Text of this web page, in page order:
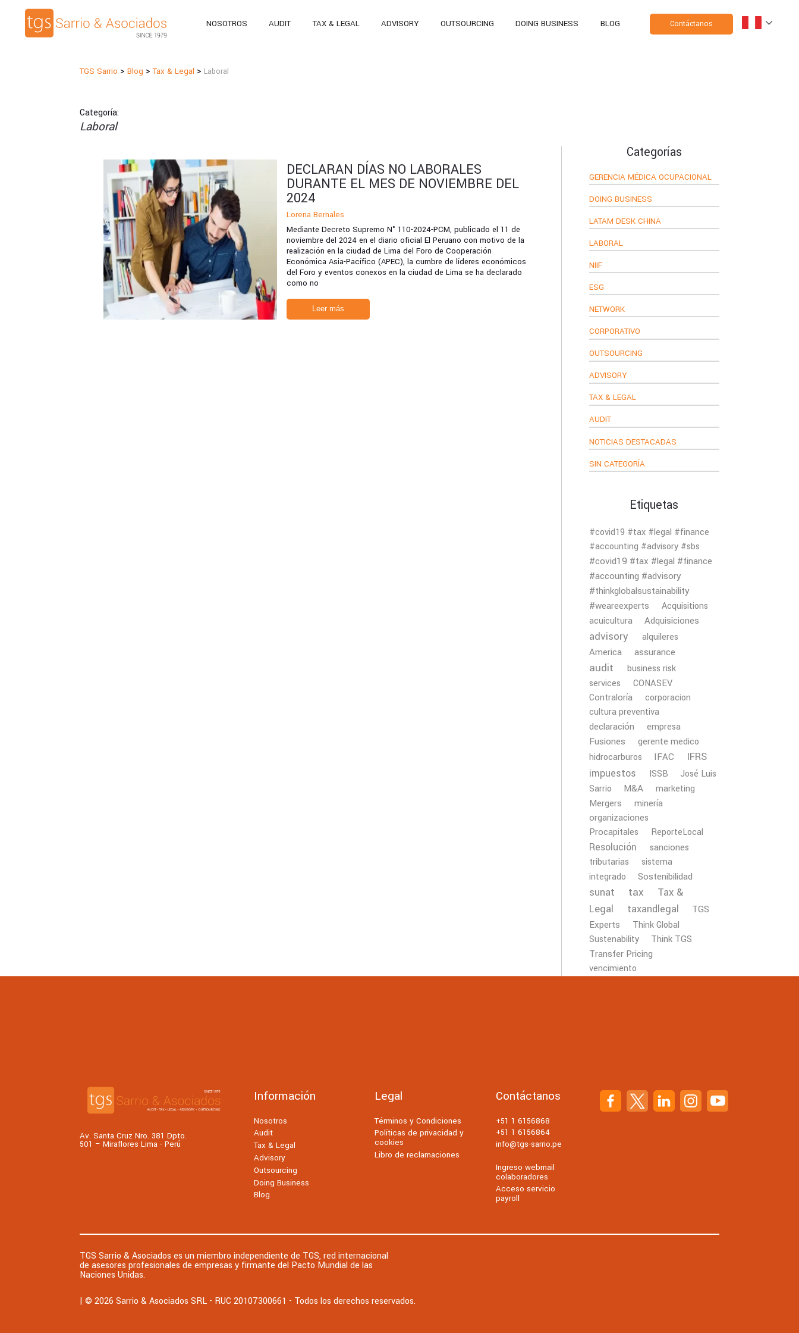
NOSOTROS AUDIT TAX & LEGAL ADVISORY OUTSOURCING DOING BUSINESS BLOG Contáctanos
TGS Sarrio >Blog >Tax & Legal > Laboral
Categoría:
Laboral
DECLARAN DÍAS NO LABORALES
DURANTE EL MES DE NOVIEMBRE DEL
2024
Lorena Bernales
Mediante Decreto Supremo N° 110-2024-PCM, publicado el 11 de
noviembre del 2024 en el diario oficial El Peruano con motivo de la
realización en la ciudad de Lima del Foro de Cooperación
Económica Asia-Pacífico (APEC), la cumbre de líderes económicos
del Foro y eventos conexos en la ciudad de Lima se ha declarado
como no
Leer más
Categorías
GERENCIA MÉDICA OCUPACIONAL
DOING BUSINESS
LATAM DESK CHINA
LABORAL
NIIF
ESG
NETWORK
CORPORATIVO
OUTSOURCING
ADVISORY
TAX & LEGAL
AUDIT
NOTICIAS DESTACADAS
SIN CATEGORÍA
Etiquetas
#covid19 #tax #legal #finance
#accounting #advisory #sbs
#covid19 #tax #legal #finance
#accounting #advisory
#thinkglobalsustainability
#weareexperts
Acquisitions
acuicultura
Adquisiciones
advisory alquileres
America assurance
audit
business risk
services
CONASEV
Contraloría
corporacion
cultura preventiva
declaración empresa
Fusiones
gerente medico
hidrocarburos
IFAC IFRS
impuestos ISSB
José Luis
Sarrio
M&A marketing
Mergers
minería
organizaciones
Procapitales
ReporteLocal
Resolución
sanciones
tributarias
sistema
integrado
Sostenibilidad
sunat tax
Tax &
Legal
taxandlegal
TGS
Experts
Think Global
Sustenability
Think TGS
Transfer Pricing
vencimiento
Av. Santa Cruz Nro. 381 Dpto.
501 – Miraflores Lima - Perú
Información
Nosotros
Audit
Tax & Legal
Advisory
Outsourcing
Doing Business
Blog
Legal
Términos y Condiciones
Políticas de privacidad y
cookies
Libro de reclamaciones
Contáctanos
+51 1 6156868
+51 1 6156864
info@tgs-sarrio.pe
Ingreso webmail
colaboradores
Acceso servicio
payroll
TGS Sarrio & Asociados es un miembro independiente de TGS, red internacional
de asesores profesionales de empresas y firmante del Pacto Mundial de las
Naciones Unidas.
| © 2026 Sarrio & Asociados SRL - RUC 20107300661 - Todos los derechos reservados.